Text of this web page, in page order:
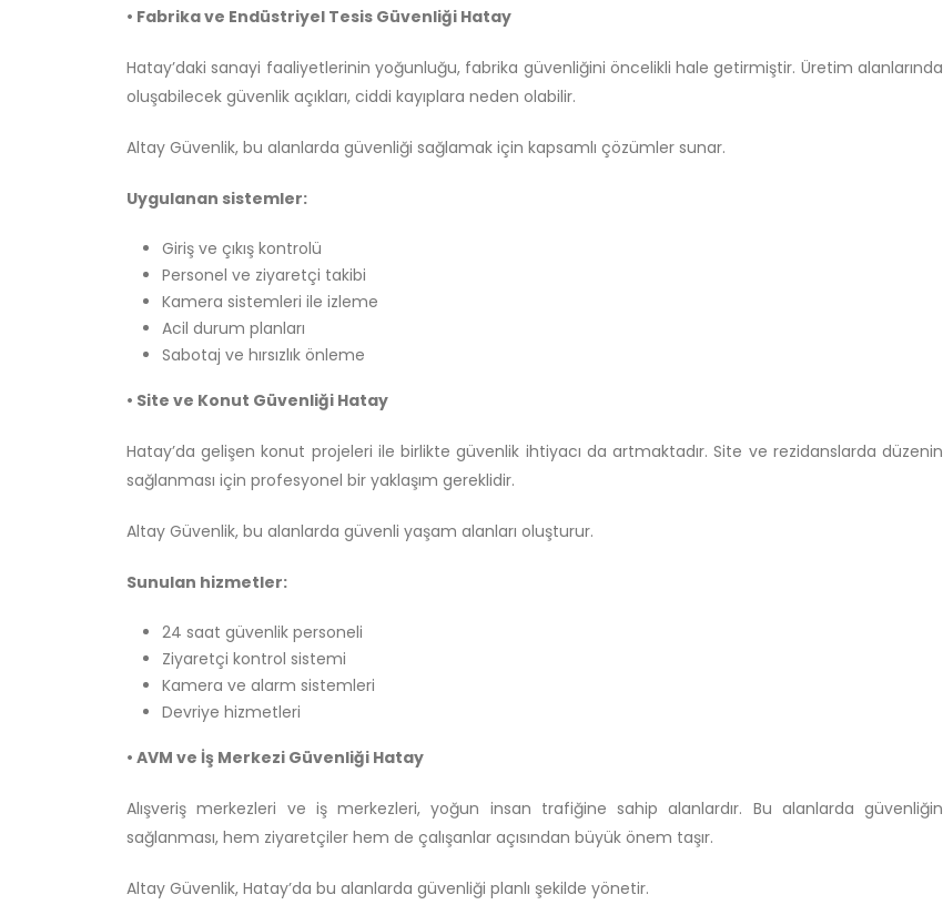
• Fabrika ve Endüstriyel Tesis Güvenliği Hatay
Hatay’daki sanayi faaliyetlerinin yoğunluğu, fabrika güvenliğini öncelikli hale getirmiştir. Üretim alanlarında
oluşabilecek güvenlik açıkları, ciddi kayıplara neden olabilir.
Altay Güvenlik, bu alanlarda güvenliği sağlamak için kapsamlı çözümler sunar.
Uygulanan sistemler:
Giriş ve çıkış kontrolü
Personel ve ziyaretçi takibi
Kamera sistemleri ile izleme
Acil durum planları
Sabotaj ve hırsızlık önleme
• Site ve Konut Güvenliği Hatay
Hatay’da gelişen konut projeleri ile birlikte güvenlik ihtiyacı da artmaktadır. Site ve rezidanslarda düzenin
sağlanması için profesyonel bir yaklaşım gereklidir.
Altay Güvenlik, bu alanlarda güvenli yaşam alanları oluşturur.
Sunulan hizmetler:
24 saat güvenlik personeli
Ziyaretçi kontrol sistemi
Kamera ve alarm sistemleri
Devriye hizmetleri
• AVM ve İş Merkezi Güvenliği Hatay
Alışveriş merkezleri ve iş merkezleri, yoğun insan trafiğine sahip alanlardır. Bu alanlarda güvenliğin
sağlanması, hem ziyaretçiler hem de çalışanlar açısından büyük önem taşır.
Altay Güvenlik, Hatay’da bu alanlarda güvenliği planlı şekilde yönetir.